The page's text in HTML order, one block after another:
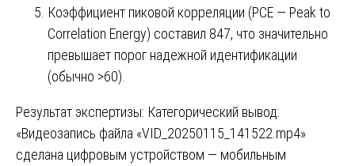
Коэффициент пиковой корреляции (PCE — Peak to
Correlation Energy) составил 847, что значительно
превышает порог надежной идентификации
(обычно >60).
Результат экспертизы: Категорический вывод:
«Видеозапись файла «VID_20250115_141522.mp4»
сделана цифровым устройством — мобильным